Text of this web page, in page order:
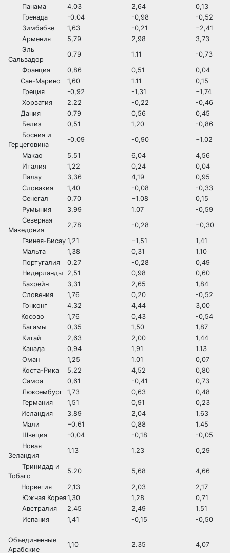
Панама
4,03 2,64
0,13
Гренада
-0,04 -0,98
-0,52
Зимбабве
1,63 -0,21
−2,41
Армения
5,79 2,98
3,73
Эль
Сальвадор
0,79 1.11 -0,73
Франция 0,86 0,51
0,04
Сан-Марино
1,60 1.11
0,15
Греция
-0,92 -1,31
−1,74
Хорватия
2.22 -0,22
-0,46
Дания
0,79 0,56
0,45
Белиз
0,51 1,20
-0,86
Босния и
Герцеговина
-0,09 -0,90 −1,02
Макао 5,51 6,04
4,56
Италия
1,22 0,24
0,04
Палау
3,36 4,19
0,95
Словакия
1,40 -0,08
-0,33
Сенегал
0,70 −1,08
0,15
Румыния
3,99 1.07
-0,59
Северная
Македония
2,78 -0,28 −0,30
Гвинея-Бисау 1,21 −1,51
1,41
Мальта
1,38 0,31
1,10
Португалия
0,27 -0,28
0,49
Нидерланды
2,51 0,98
0,60
Бахрейн
3,31 2,65
1,84
Словения
1,76 0,20
-0,52
Гонконг
4,32 4,44
3,00
Косово
1,76 0,43
-0,54
Багамы
0,35 1,50
1,87
Китай
2,63 2,00
1,44
Канада
0,94 1,91
1.13
Оман
1,25 1.01
0,07
Коста-Рика
5,22 4,52
0,80
Самоа
0,61 -0,41
0,73
Люксембург 1,73 0,63
0,48
Германия
1,51 0,91
0,23
Исландия
3,89 2,04
1,63
Мали
−0,61 0,88
1,45
Швеция
-0,04 -0,18
-0,05
Новая
Зеландия
1.13 1,23 0,29
Тринидад и
Тобаго
5.20 5,68 4,66
Норвегия 2,13 2,03
2,17
Южная Корея1,30 1,28
0,71
Австралия
2,45 2,49
1,51
Испания
1,41 -0,15 -0,50
Объединенные
Арабские
1,10 2.35 4,07